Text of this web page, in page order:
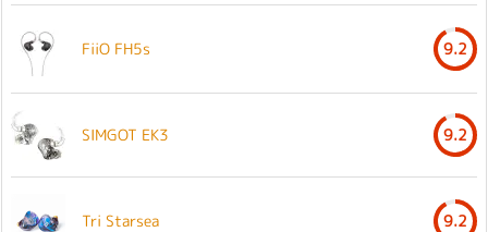
FiiO FH5s 9.2
SIMGOT EK3 9.2
Tri Starsea 9.2